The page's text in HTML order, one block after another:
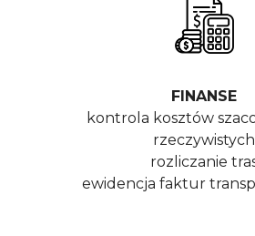
FINANSE
kontrola kosztów
rzeczywistych
rozliczanie
ewidencja faktur